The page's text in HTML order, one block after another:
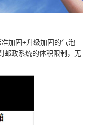
加固+升级加固的气泡
邮政系统的体积限制，无